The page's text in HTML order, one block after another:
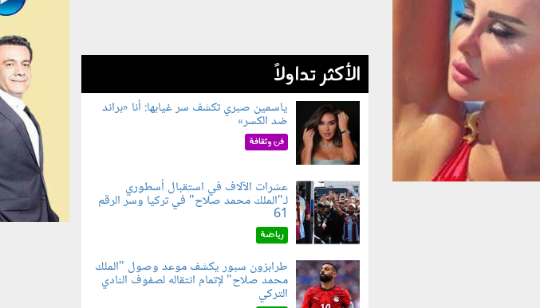
الأكثر تداولاً
050802.jpg
ياسمين صبري تكشف سر غيابها: أنا «براند
ضد الكسر»
فن وثقافة
050803.jpg
عشرات الآلاف في استقبال أسطوري
لـ"الملك محمد صلاح" في تركيا وسر الرقم
61
رياضة
050801.jpg
طرابزون سبور يكشف موعد وصول "الملك
محمد صلاح" لإتمام انتقاله لصفوف النادي
التركي